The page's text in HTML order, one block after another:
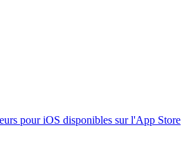
pour iOS disponibles sur l'App Store